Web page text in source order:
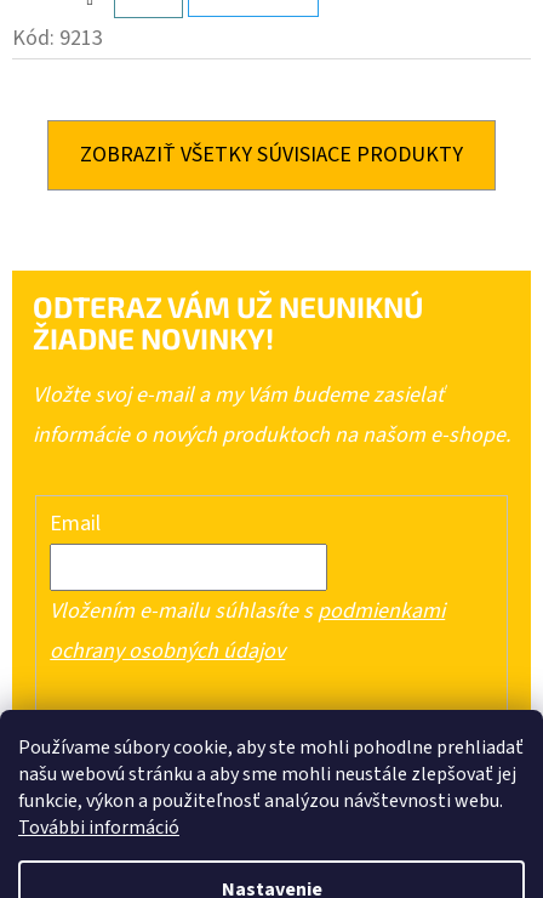
Používame súbory cookie, aby ste mohli pohodlne prehliadať
našu webovú stránku a aby sme mohli neustále zlepšovať jej
funkcie, výkon a použiteľnosť analýzou návštevnosti webu.
További információ
Nastavenie
KOŠÍKA
Kód: 9213
ZOBRAZIŤ VŠETKY SÚVISIACE PRODUKTY
ODTERAZ VÁM UŽ NEUNIKNÚ
ŽIADNE NOVINKY!
Vložte svoj e-mail a my Vám budeme zasielať
informácie o nových produktoch na našom e-shope.
Email
Vložením e-mailu súhlasíte spodmienkami
ochrany osobných údajov
PRIHLÁSIŤ SA
Z